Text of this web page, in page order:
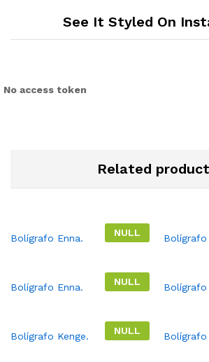
See It Styled On
No access token
Related
NULL
Bolígrafo Enna. Bolígrafo
NULL
Bolígrafo Enna.
NULL
Bolígrafo Kenge. Bolígrafo